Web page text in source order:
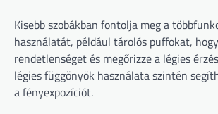
Kisebb szobákban fontolja meg a
használatát, például tárolós puffokat,
rendetlenséget és megőrizze a légies
légies függönyök használata szintén
a fényexpozíciót.